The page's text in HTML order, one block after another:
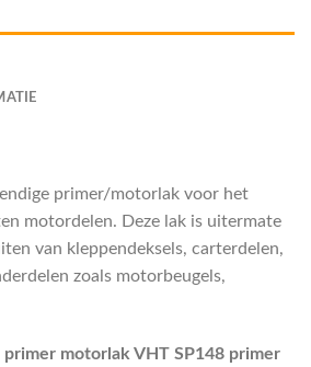
primer/motorlak voor het
motordelen. Deze lak is uitermate
van kleppendeksels, carterdelen,
zoals motorbeugels,
primer motorlak VHT SP148 primer